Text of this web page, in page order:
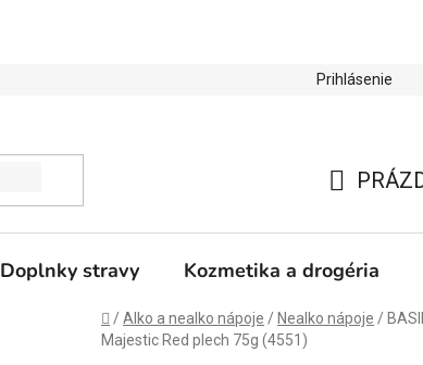
Podmienky ochrany osobných údajov
Prihlásenie
KOŠÍK
Doplnky stravy Kozmetika a drogéria
Domov
/Alko a nealko nápoje / Nealko nápoje /
Majestic Red plech 75g (4551)